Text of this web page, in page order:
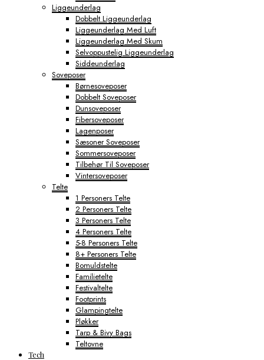
Liggeunderlag
Dobbelt Liggeunderlag
Liggeunderlag Med Luft
Liggeunderlag Med Skum
Selvoppustelig Liggeunderlag
Siddeunderlag
Soveposer
Børnesoveposer
Dobbelt Soveposer
Dunsoveposer
Fibersoveposer
Lagenposer
Sæsoner Soveposer
Sommersoveposer
Tilbehør Til Soveposer
Vintersoveposer
Telte
1 Personers Telte
2 Personers Telte
3 Personers Telte
4 Personers Telte
5-8 Personers Telte
8+ Personers Telte
Bomuldstelte
Familietelte
Festivaltelte
Footprints
Glampingtelte
Pløkker
Tarp & Bivy Bags
Teltovne
Tech